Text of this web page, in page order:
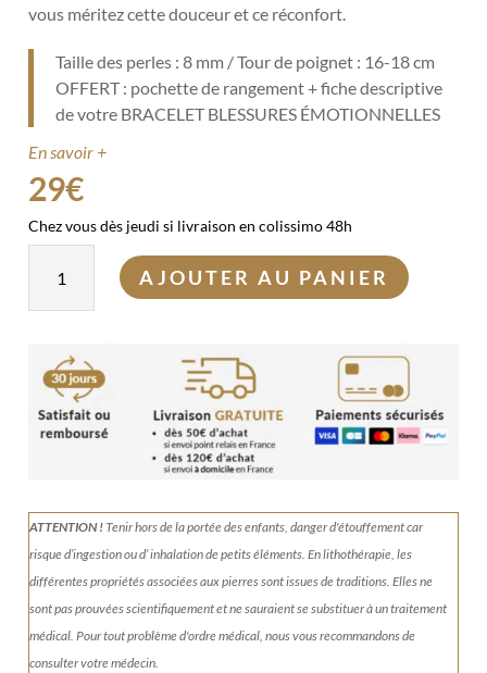
vous méritez cette douceur et ce réconfort.
Taille des perles : 8 mm / Tour de poignet : 16-18 cm
OFFERT : pochette de rangement + fiche descriptive
de votre BRACELET BLESSURES ÉMOTIONNELLES
En savoir +
29€
Chez vous dès jeudi si livraison en colissimo 48h
Bracelet
émotionnelles
AJOUTER AU PANIER
ATTENTION !Tenirhors de la portée des enfants, danger d'étouffement car
risque d’ingestion ou d’ inhalation de petits éléments.En lithothérapie, les
différentes propriétés associées aux pierres sont issues de traditions. Elles ne
sont pas prouvées scientifiquement et ne sauraient se substituer à un traitement
médical. Pour tout problème d'ordre médical, nous vous recommandons de
consulter votre médecin.